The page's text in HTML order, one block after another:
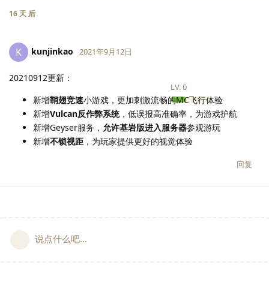
16 天后
K kunjinkao
LV.0
2021年9月12日
20210912更新：
新增鞘翅竞速小游戏，更加刺激流畅的MC飞行体验
新增Vulcan反作弊系统，低误报高准确率，为游戏护航
新增Geyser服务， 允许基岩版进入服务器参观游玩
新增不锁视距 ，为玩家提供更好的视觉体验
回复
说点什么吧...